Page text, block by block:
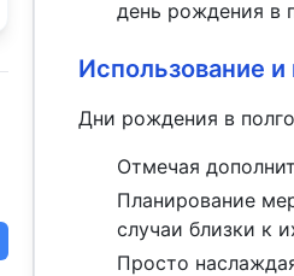
день рождения в
Использование
Дни рождения в
Отмечая
Планирование
случаи близки к
Просто